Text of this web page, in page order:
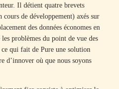
Il détient quatre brevets
cours de développement) axés sur
des données économes en
problèmes du point de vue des
qui fait de Pure une solution
d’innover où que nous soyons